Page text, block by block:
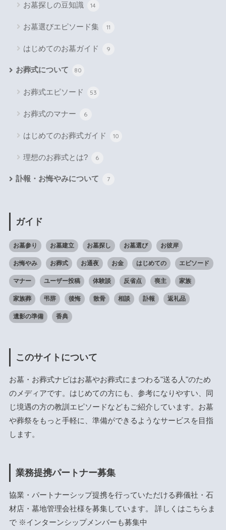
お墓探しの豆知識 14
お墓選びエピソード集 11
はじめてのお墓ガイド 9
お葬式について 80
お葬式エピソード 53
お葬式のマナー 6
はじめてのお葬式ガイド 10
理想のお葬式とは? 6
訃報・お悔やみについて 7
ガイド
お墓参り お墓建立 お墓探し お墓選び お彼岸
お悔やみ お葬式 お通夜 お金 はじめての エピソード
マナー ユーザー投稿 体験談 反省点 喪主 家族
家族葬 弔辞 後悔 散骨 相談 訃報 返礼品
遺影の準備 香典
このサイトについて
お墓・お葬式ナビはお墓やお葬式にまつわる"送る人"のため
のメディアです。はじめての方にも、参考になりやすい、同
じ境遇の方の教訓エピソードなどもご紹介しています。お墓
や葬祭をもっと手軽に、準備ができるようなサービスを目指
します。
業務提携パートナー募集
協業・パートナーシップ提携を行っていただける葬儀社・石
材店・墓地管理会社様を募集しています。 詳しくはこちら ま
で ※インターンシップメンバーも募集中